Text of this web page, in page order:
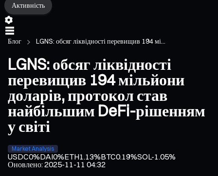
Активність
Блог LGNS: обсяг ліквідності перевищив 194 мі...
LGNS: обсяг ліквідності
перевищив 194 мільйони
доларів, протокол став
найбільшим DeFi-рішенням
у світі
Market Analysis
USDC0%DAI0%ETH1.13%BTC0.19%SOL-1.05%
Оновлено:2025-11-11 04:32